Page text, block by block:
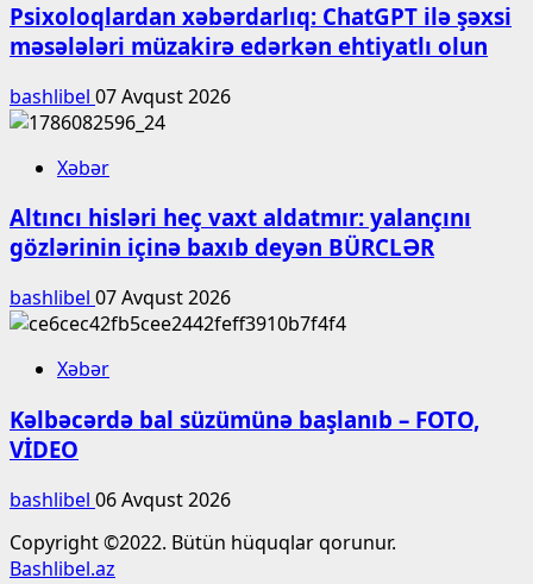
Psixoloqlardan xəbərdarlıq: ChatGPT ilə şəxsi
məsələləri müzakirə edərkən ehtiyatlı olun
bashlibel 07 Avqust 2026
Xəbər
Altıncı hisləri heç vaxt aldatmır: yalançını
gözlərinin içinə baxıb deyən BÜRCLƏR
bashlibel 07 Avqust 2026
Xəbər
Kəlbəcərdə bal süzümünə başlanıb – FOTO,
VİDEO
bashlibel 06 Avqust 2026
Copyright ©2022. Bütün hüquqlar qorunur.
Bashlibel.az